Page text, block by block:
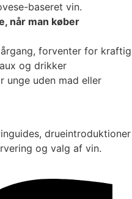
baseret vin.
når man køber
forventer for kraftig
og drikker
unge uden mad eller
drueintroduktioner
og valg af vin.